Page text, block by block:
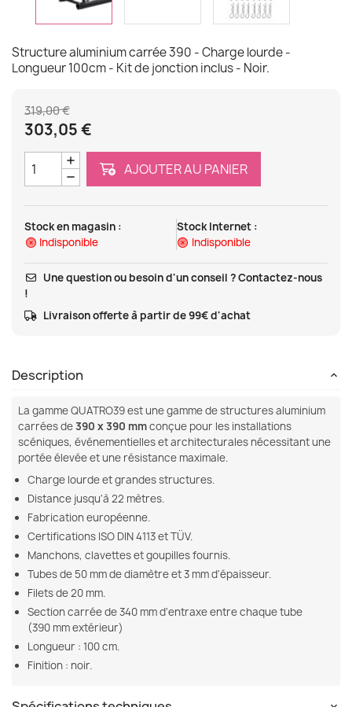
Structure aluminium carrée 390 - Charge lourde -
Longueur 100cm - Kit de jonction inclus - Noir.
319,00 €
303,05 €
AJOUTER AU PANIER
Stock en magasin :
Indisponible
Stock Internet :
Indisponible
Une question ou besoin d'un conseil ? Contactez-nous
!
Livraison offerte à partir de 99€ d'achat
Description
La gamme QUATRO39 est une gamme de structures aluminium
carrées de390 x 390 mmconçue pour les installations
scéniques, événementielles et architecturales nécessitant une
portée élevée et une résistance maximale.
Charge lourde et grandes structures.
Distance jusqu'à 22 mètres.
Fabrication européenne.
Certifications ISO DIN 4113 et TÜV.
Manchons, clavettes et goupilles fournis.
Tubes de 50 mm de diamètre et 3 mm d'épaisseur.
Filets de 20 mm.
Section carrée de 340 mm d'entraxe entre chaque tube
(390 mm extérieur)
Longueur : 100 cm.
Finition : noir.